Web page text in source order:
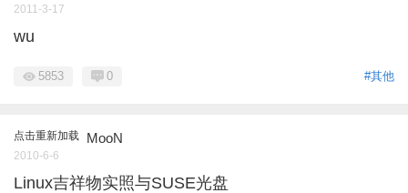
2011-3-17
wu
#其他
5853 0
点击重新加载 MooN
2010-6-6
Linux吉祥物实照与SUSE光盘